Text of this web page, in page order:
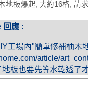
地板爆起, 大約16格, 請
回應 :
工場內"簡單修補柚木
article/
地板也要先等水乾透了